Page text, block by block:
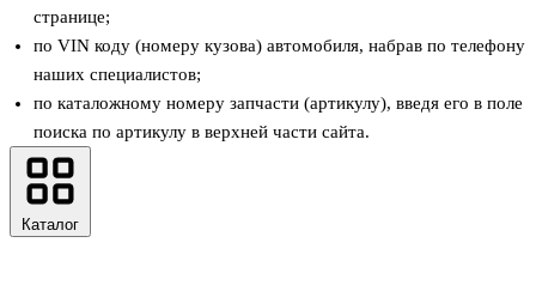
странице;
по VIN коду (номеру кузова) автомобиля, набрав по телефону
наших специалистов;
по каталожному номеру запчасти (артикулу), введя его в поле
поиска по артикулу в верхней части сайта.
Каталог